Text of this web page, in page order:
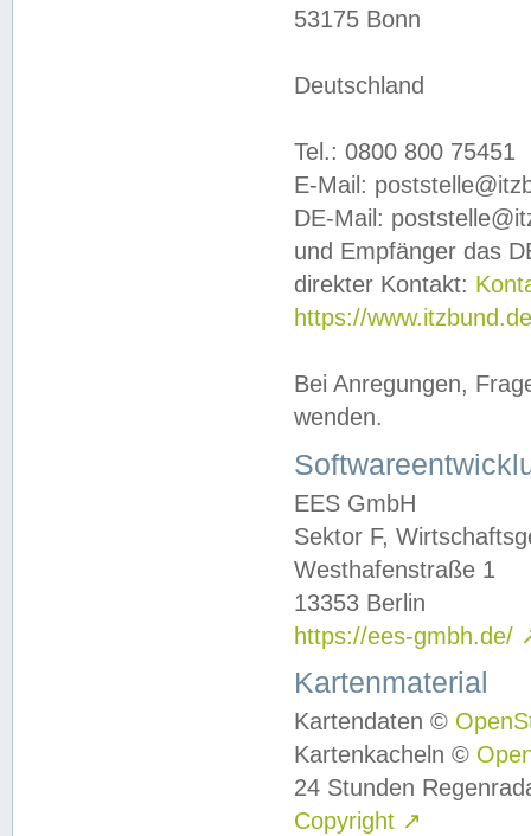
53175 Bonn
Deutschland
Tel.: 0800 800 75451
E-Mail:
DE-Mail:
und Empfänger das
direkter Kontakt:
https://
Bei Anregungen,
wenden.
EES GmbH
Sektor F,
Westhafenstraße 1
13353 Berlin
https://ees-gmbh.de/
Kartenmaterial
Kartendaten ©
Kartenkacheln ©
24 Stunden
Copyright ↗